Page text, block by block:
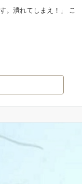
。潰れてしまえ！」 こ